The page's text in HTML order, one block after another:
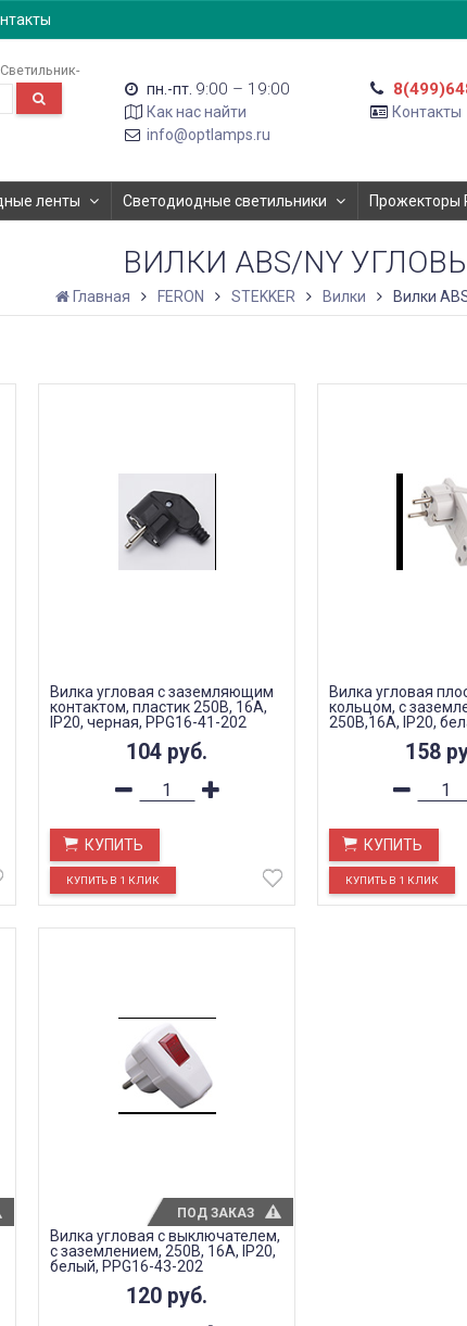
Светильник-
пн.-пт. 9:00 – 19:00
Как нас найти
info@optlamps.ru
Контакты
ленты Светодиодные светильники Прожекторы
ВИЛКИ ABS/NY
Главная FERON STEKKER Вилки Вилки
Вилка угловая с заземляющим
контактом, пластик 250В, 16A,
IP20, черная, PPG16-41-202
104 руб.
КУПИТЬ
Вилка угловая
кольцом, с
250В,16A, IP20,
158
КУПИТЬ
Вилка угловая с выключателем,
с заземлением, 250В, 16A, IP20,
белый, PPG16-43-202
120 руб.
ПОД ЗАКАЗ